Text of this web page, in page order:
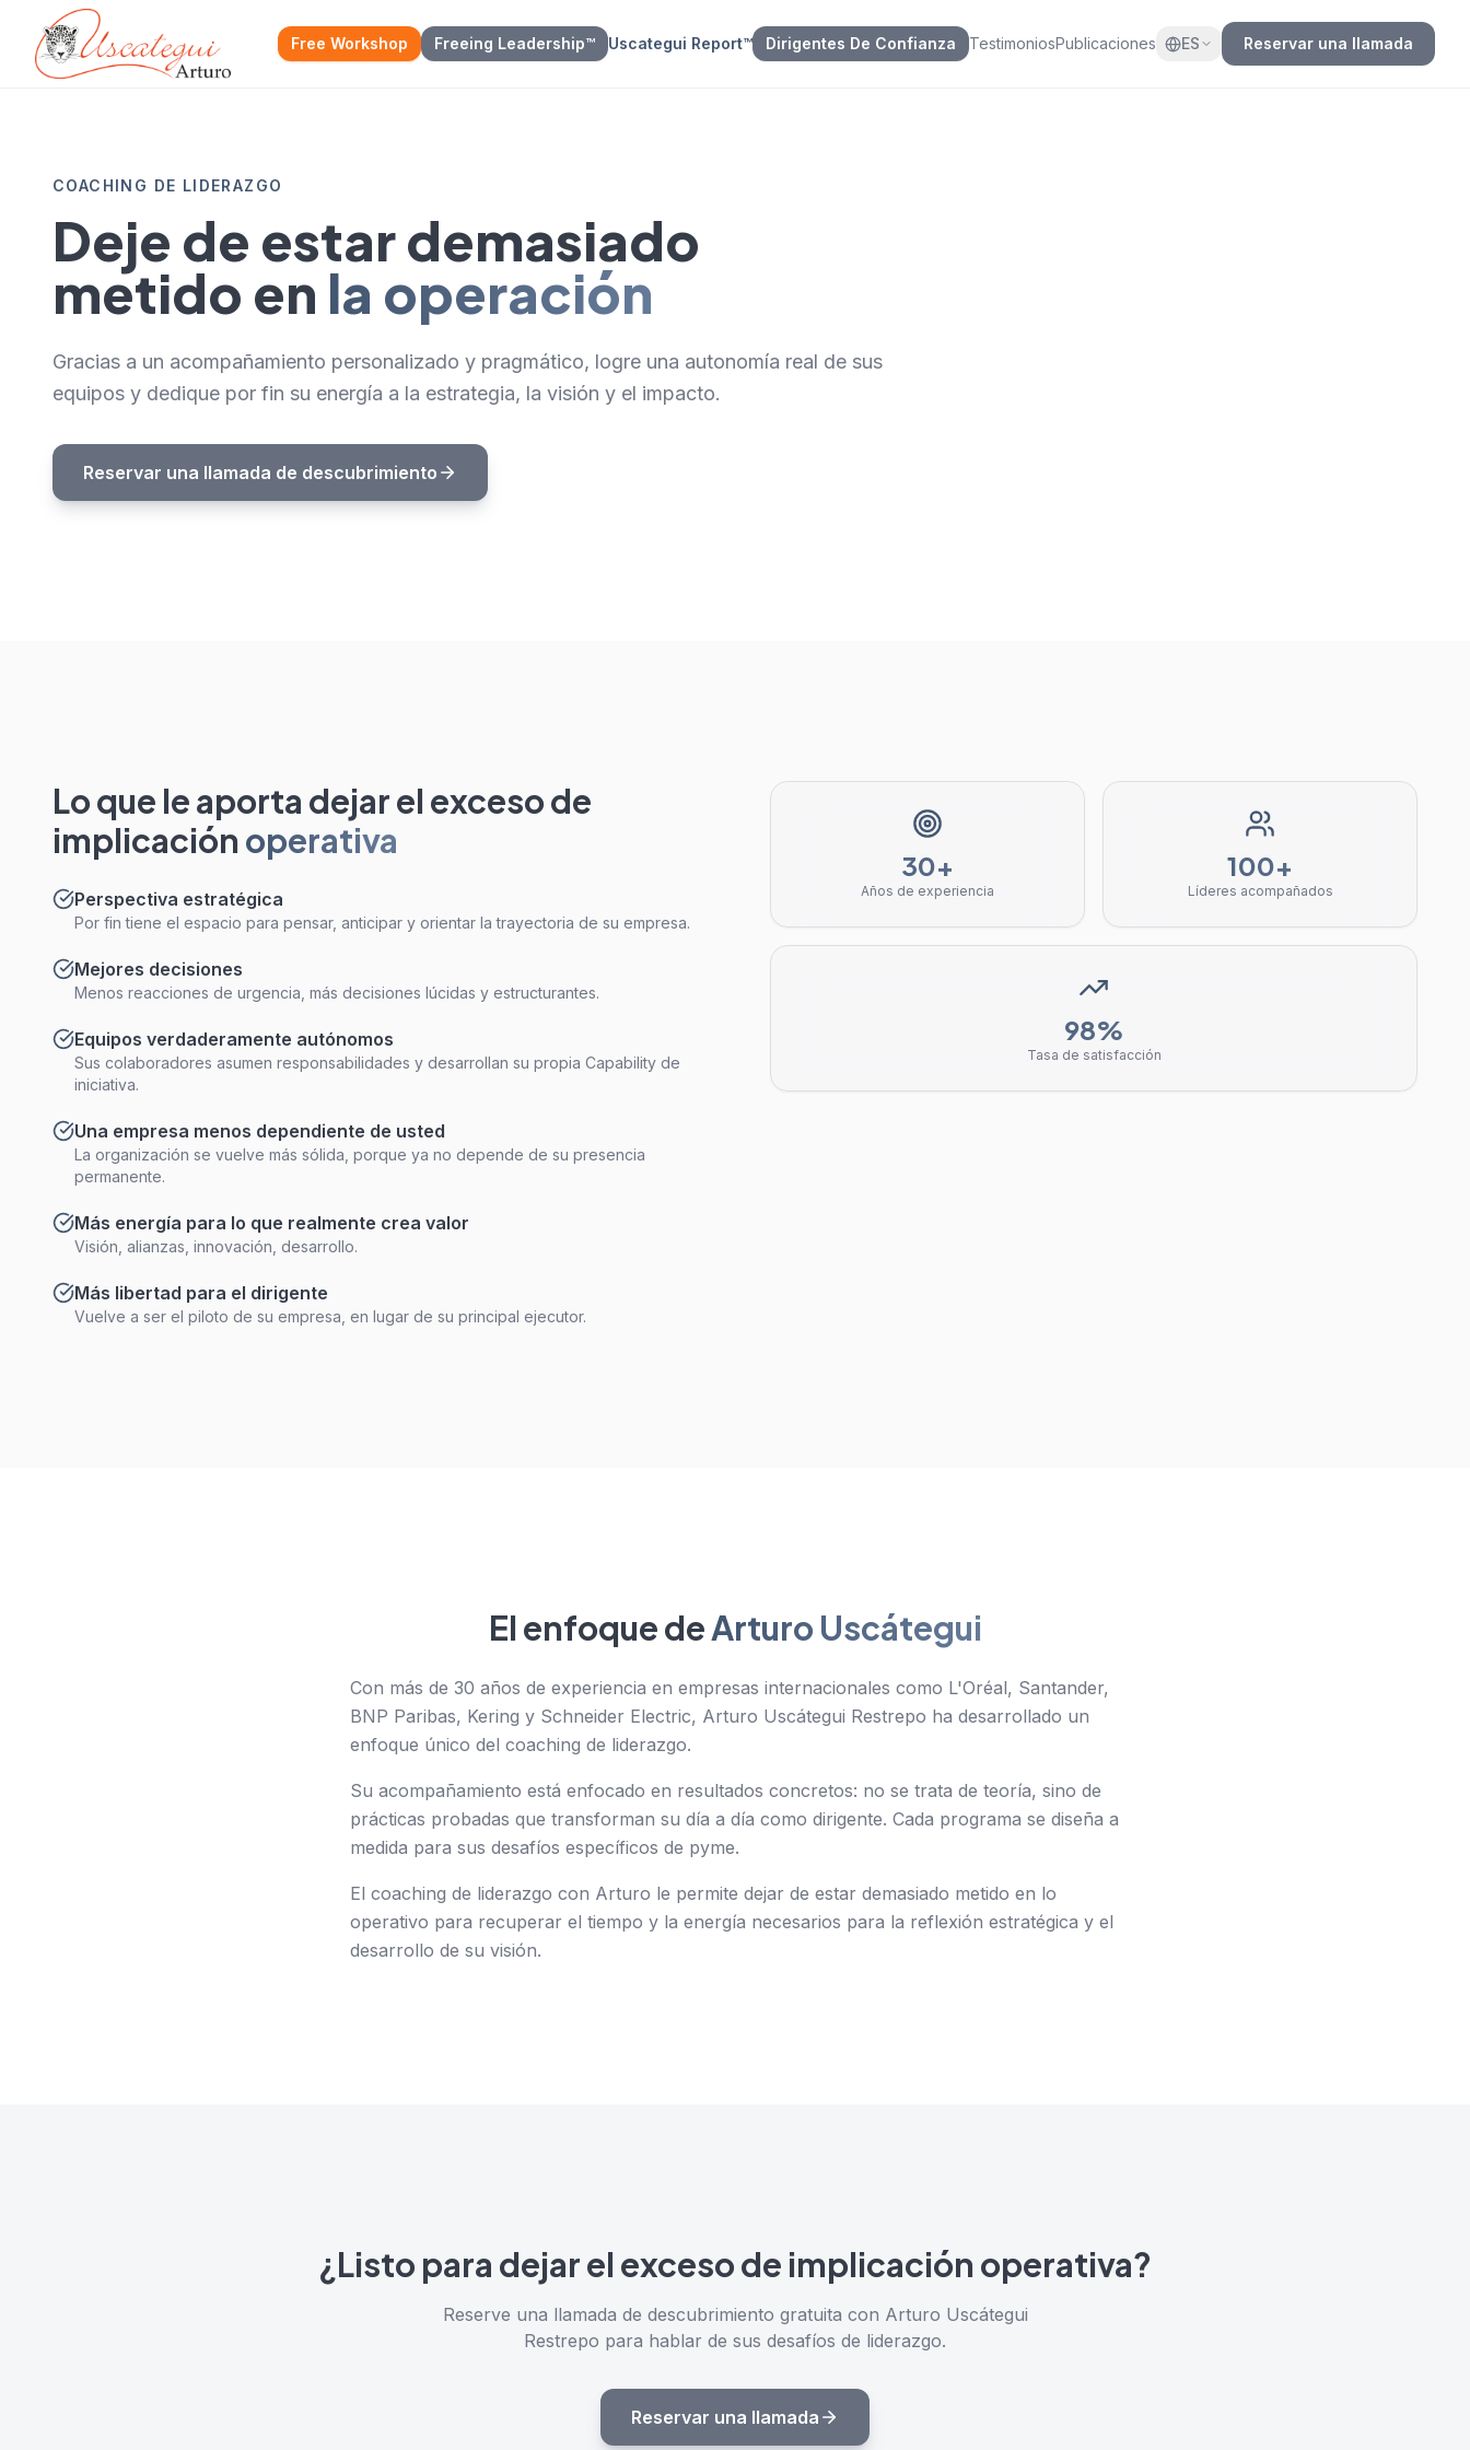
Free Workshop Freeing Leadership™ Uscategui Report™ Dirigentes De Confianza TestimoniosPublicaciones ES Reservar una llamada
COACHING DE LIDERAZGO
Deje de estar demasiado
metido en la operación
Gracias a un acompañamiento personalizado y pragmático, logre una autonomía real de sus
equipos y dedique por fin su energía a la estrategia, la visión y el impacto.
Reservar una llamada de descubrimiento
Lo que le aporta dejar el exceso de
implicación operativa
Perspectiva estratégica
Por fin tiene el espacio para pensar, anticipar y orientar la trayectoria de su empresa.
Mejores decisiones
Menos reacciones de urgencia, más decisiones lúcidas y estructurantes.
Equipos verdaderamente autónomos
Sus colaboradores asumen responsabilidades y desarrollan su propia Capability de
iniciativa.
Una empresa menos dependiente de usted
La organización se vuelve más sólida, porque ya no depende de su presencia
permanente.
Más energía para lo que realmente crea valor
Visión, alianzas, innovación, desarrollo.
Más libertad para el dirigente
Vuelve a ser el piloto de su empresa, en lugar de su principal ejecutor.
30+
Años de experiencia
100+
Líderes acompañados
98%
Tasa de satisfacción
El enfoque deArturo Uscátegui
Con más de 30 años de experiencia en empresas internacionales como L'Oréal, Santander,
BNP Paribas, Kering y Schneider Electric, Arturo Uscátegui Restrepo ha desarrollado un
enfoque único del coaching de liderazgo.
Su acompañamiento está enfocado en resultados concretos: no se trata de teoría, sino de
prácticas probadas que transforman su día a día como dirigente. Cada programa se diseña a
medida para sus desafíos específicos de pyme.
El coaching de liderazgo con Arturo le permite dejar de estar demasiado metido en lo
operativo para recuperar el tiempo y la energía necesarios para la reflexión estratégica y el
desarrollo de su visión.
¿Listo para dejar el exceso de implicación operativa?
Reserve una llamada de descubrimiento gratuita con Arturo Uscátegui
Restrepo para hablar de sus desafíos de liderazgo.
Reservar una llamada